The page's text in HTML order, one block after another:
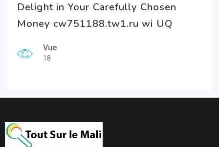
Delight in Your Carefully Chosen
Money cw751188.tw1.ru wi UQ
Vue
18